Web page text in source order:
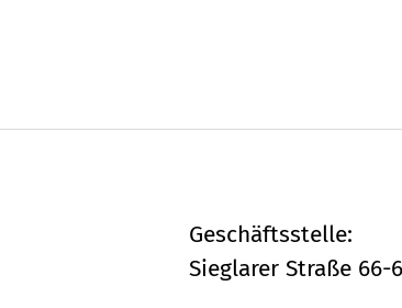
Geschäftsstelle:
Sieglarer Straße 66-